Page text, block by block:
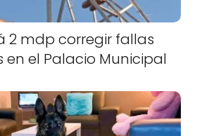
2 mdp corregir fallas
en el Palacio Municipal